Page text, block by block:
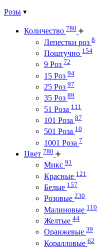
Розы
Количество 780
Лепестки роз 8
Поштучно 154
9 Роз 72
15 Роз 94
25 Роз 97
35 Роз 89
51 Роза 111
101 Роза 87
501 Роза 10
1001 Роза 7
Цвет 780
Микс 91
Красные 121
Белые 157
Розовые 230
Малиновые 110
Желтые 44
Оранжевые 39
Коралловые 62